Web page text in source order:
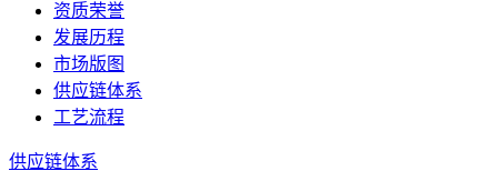
资质荣誉
发展历程
市场版图
供应链体系
工艺流程
供应链体系